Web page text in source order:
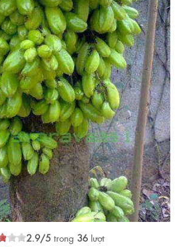
2.9/5 trong 36 lượt